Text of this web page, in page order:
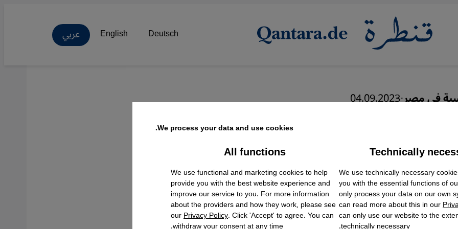
Deutsch
English عربي
في مصر·
04.09.2023
استهداف النشطاء قبل
مصر الرئاسية
English عربي
We process your data and use cookies.
Technically
We use technically necessary
you with the essential functions of
only process your data on our own
can read more about this in our
can only use our website to the
All functions
We use functional and marketing cookies to help
provide you with the best website experience and
improve our service to you. For more information
about the providers and how they work, please see
ourPrivacy Policy. Click 'Accept' to agree. You can
Facebook Embed / Facebook Connect
Twitter Embed
Instagram Embed
Youtube Embed
Google Maps Embed